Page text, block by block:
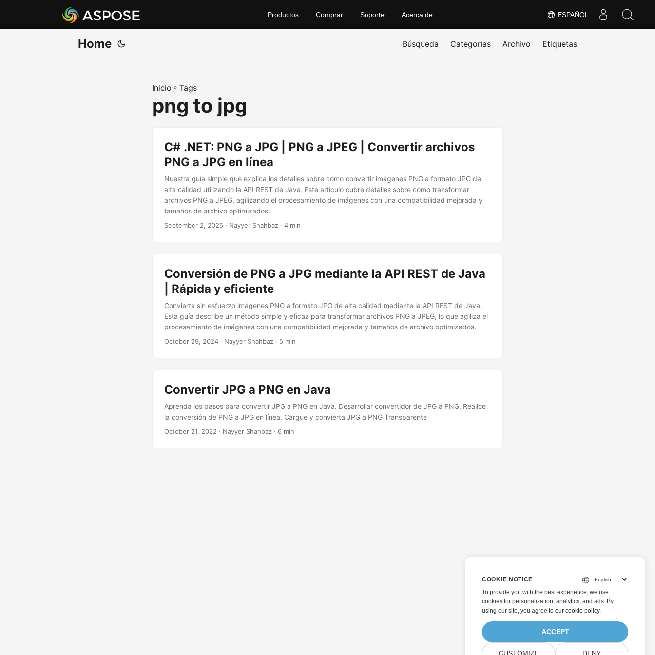
ESPAÑOL
Productos Comprar Soporte Acerca de
Home Búsqueda Categorías Archivo Etiquetas
Inicio » Tags
png to jpg
C# .NET: PNG a JPG | PNG a JPEG | Convertir archivos
PNG a JPG en línea
Nuestra guía simple que explica los detalles sobre cómo convertir imágenes PNG a formato JPG de
alta calidad utilizando la API REST de Java. Este artículo cubre detalles sobre cómo transformar
archivos PNG a JPEG, agilizando el procesamiento de imágenes con una compatibilidad mejorada y
tamaños de archivo optimizados.
September 2, 2025 · Nayyer Shahbaz · 4 min
Conversión de PNG a JPG mediante la API REST de Java
| Rápida y eficiente
Convierta sin esfuerzo imágenes PNG a formato JPG de alta calidad mediante la API REST de Java.
Esta guía describe un método simple y eficaz para transformar archivos PNG a JPEG, lo que agiliza el
procesamiento de imágenes con una compatibilidad mejorada y tamaños de archivo optimizados.
October 29, 2024 · Nayyer Shahbaz · 5 min
Convertir JPG a PNG en Java
Aprenda los pasos para convertir JPG a PNG en Java. Desarrollar convertidor de JPG a PNG. Realice
la conversión de PNG a JPG en línea. Cargue y convierta JPG a PNG Transparente
October 21, 2022 · Nayyer Shahbaz · 6 min
COOKIE NOTICE
To provide you with the best experience, we use
cookies for personalization, analytics, and ads. By
using our site, you agree to our cookie policy.
ACCEPT
CUSTOMIZE DENY